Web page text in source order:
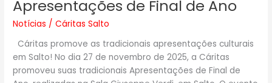
Apresentações de Final de Ano
Notícias /Cáritas Salto
Cáritas promove as tradicionais apresentações culturais
em Salto! No dia 27 de novembro de 2025, a Cáritas
promoveu suas tradicionais Apresentações de Final de